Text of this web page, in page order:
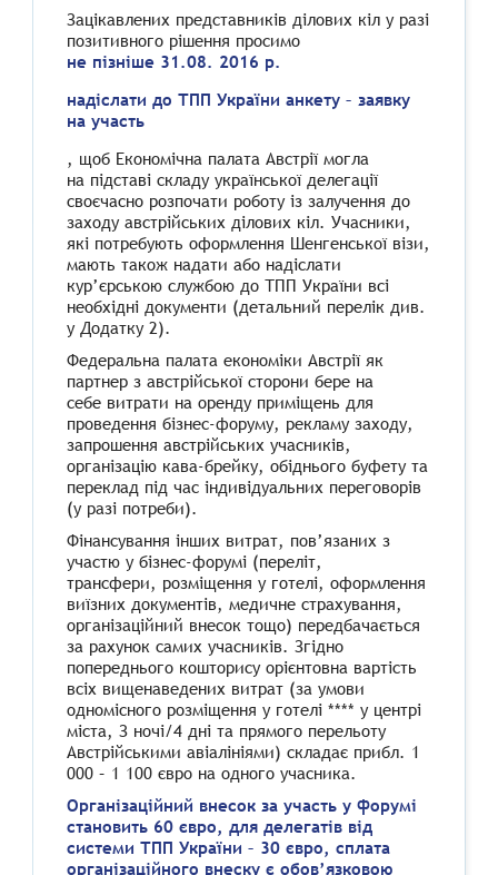
Зацікавлених представників ділових кіл у разі
позитивного рішення просимо
не пізніше 31.08. 2016 р.
надіслати до ТПП України анкету – заявку
на участь
, щоб Економічна палата Австрії могла
на підставі складу української делегації
своєчасно розпочати роботу із залучення до
заходу австрійських ділових кіл. Учасники,
які потребують оформлення Шенгенської візи,
мають також надати або надіслати
кур’єрською службою до ТПП України всі
необхідні документи (детальний перелік див.
у Додатку 2).
Федеральна палата економіки Австрії як
партнер з австрійської сторони бере на
себе витрати на оренду приміщень для
проведення бізнес-форуму, рекламу заходу,
запрошення австрійських учасників,
організацію кава-брейку, обіднього буфету та
переклад під час індивідуальних переговорів
(у разі потреби).
Фінансування інших витрат, пов’язаних з
участю у бізнес-форумі (переліт,
трансфери, розміщення у готелі, оформлення
виїзних документів, медичне страхування,
організаційний внесок тощо) передбачається
за рахунок самих учасників. Згідно
попереднього кошторису орієнтовна вартість
всіх вищенаведених витрат (за умови
одномісного розміщення у готелі **** у центрі
міста, З ночі/4 дні та прямого перельоту
Австрійськими авіалініями) складає прибл. 1
000 – 1 100 євро на одного учасника.
Організаційний внесок за участь у форумі
становить 60 євро, для делегатів від
системи ТПП України – 30 євро, сплата
організаційного внеску є обов’язковою